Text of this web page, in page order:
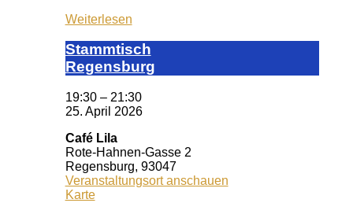
Weiterlesen
Stamm­tisch
Reg­ens­burg
19:30 – 21:30
25. April 2026
Café Lila
Rote-Hahnen-Gasse 2
Regensburg, 93047
Veranstaltungsort anschauen
KarteCafé